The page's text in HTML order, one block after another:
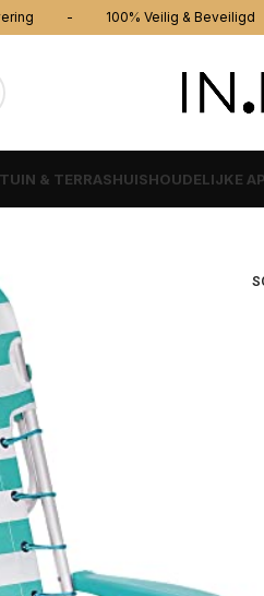
- 100% Veilig &
TUIN & TERRASHUISHOUDELIJKE